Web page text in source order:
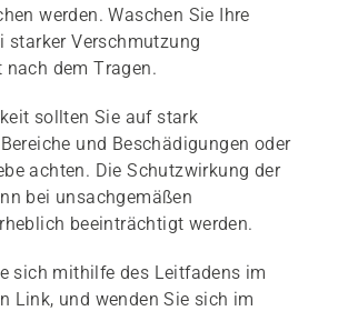
werden. Waschen Sie Ihre
starker Verschmutzung
dem Tragen.
sollten Sie auf stark
und Beschädigungen oder
achten. Die Schutzwirkung der
bei unsachgemäßen
beeinträchtigt werden.
sich mithilfe des Leitfadens im
Link, und wenden Sie sich im